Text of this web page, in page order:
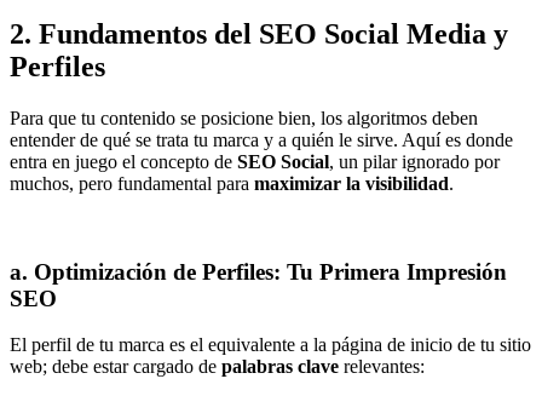
2. Fundamentos del SEO Social Media y
Perfiles
Para que tu contenido se posicione bien, los algoritmos deben
entender de qué se trata tu marca y a quién le sirve. Aquí es donde
entra en juego el concepto de SEO Social, un pilar ignorado por
muchos, pero fundamental para maximizar la visibilidad.
a. Optimización de Perfiles: Tu Primera Impresión
SEO
El perfil de tu marca es el equivalente a la página de inicio de tu sitio
web; debe estar cargado de palabras clave relevantes: